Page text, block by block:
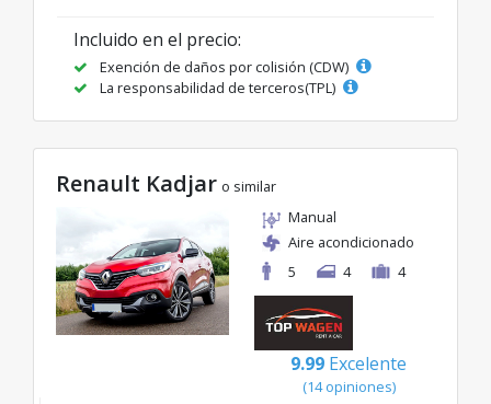
Incluido en el precio:
Exención de daños por colisión (CDW)
La responsabilidad de terceros(TPL)
Renault Kadjar o similar
Manual
Aire acondicionado
5
4 4
9.99 Excelente
(14 opiniones)